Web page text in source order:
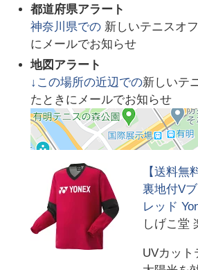
都道府県アラート
神奈川県での 新しいテニスオ
にメールでお知らせ
地図アラート
↓この場所の近辺での新しいテ
たときにメールでお知らせ
【送料無
裏地付V
レッド
しげこ堂
UVカット